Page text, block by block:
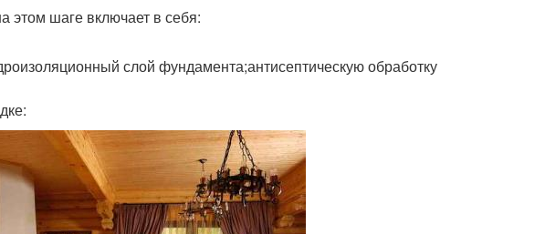
этом шаге включает в себя:
слой фундамента;антисептическую обработку